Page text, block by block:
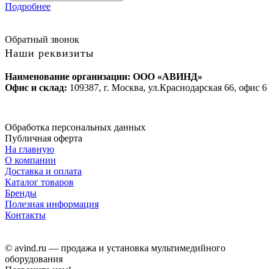
Подробнее
Обратный звонок
Наши реквизиты
Наименование организации: ООО «АВИНД»
Офис и склад: 109387, г. Москва, ул.Краснодарская 66, офис 6
Обработка персональных данных
Публичная оферта
На главную
О компании
Доставка и оплата
Каталог товаров
Бренды
Полезная информация
Контакты
© avind.ru — продажа и установка мультимедийного
оборудования